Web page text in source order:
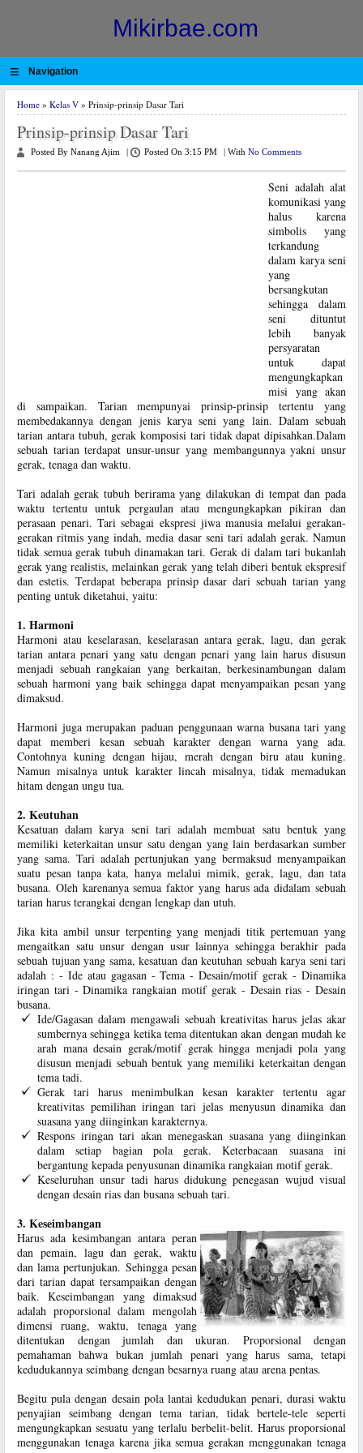
Mikirbae.com
≡ Navigation
Home » Kelas V » Prinsip-prinsip Dasar Tari
Prinsip-prinsip Dasar Tari
Posted By Nanang Ajim Posted On 3:15 PM With No Comments
Seni adalah alat
komunikasi yang
halus karena
simbolis yang
terkandung
dalam karya seni
yang
bersangkutan
sehingga dalam
seni dituntut
lebih banyak
persyaratan
untuk dapat
mengungkapkan
misi yang akan
di sampaikan. Tarian mempunyai prinsip-prinsip tertentu yang
membedakannya dengan jenis karya seni yang lain. Dalam sebuah
tarian antara tubuh, gerak komposisi tari tidak dapat dipisahkan.Dalam
sebuah tarian terdapat unsur-unsur yang membangunnya yakni unsur
gerak, tenaga dan waktu.
Tari adalah gerak tubuh berirama yang dilakukan di tempat dan pada
waktu tertentu untuk pergaulan atau mengungkapkan pikiran dan
perasaan penari. Tari sebagai ekspresi jiwa manusia melalui gerakan-
gerakan ritmis yang indah, media dasar seni tari adalah gerak. Namun
tidak semua gerak tubuh dinamakan tari. Gerak di dalam tari bukanlah
gerak yang realistis, melainkan gerak yang telah diberi bentuk ekspresif
dan estetis. Terdapat beberapa prinsip dasar dari sebuah tarian yang
penting untuk diketahui, yaitu:
1. Harmoni
Harmoni atau keselarasan, keselarasan antara gerak, lagu, dan gerak
tarian antara penari yang satu dengan penari yang lain harus disusun
menjadi sebuah rangkaian yang berkaitan, berkesinambungan dalam
sebuah harmoni yang baik sehingga dapat menyampaikan pesan yang
dimaksud.
Harmoni juga merupakan paduan penggunaan warna busana tari yang
dapat memberi kesan sebuah karakter dengan warna yang ada.
Contohnya kuning dengan hijau, merah dengan biru atau kuning.
Namun misalnya untuk karakter lincah misalnya, tidak memadukan
hitam dengan ungu tua.
2. Keutuhan
Kesatuan dalam karya seni tari adalah membuat satu bentuk yang
memiliki keterkaitan unsur satu dengan yang lain berdasarkan sumber
yang sama. Tari adalah pertunjukan yang bermaksud menyampaikan
suatu pesan tanpa kata, hanya melalui mimik, gerak, lagu, dan tata
busana. Oleh karenanya semua faktor yang harus ada didalam sebuah
tarian harus terangkai dengan lengkap dan utuh.
Jika kita ambil unsur terpenting yang menjadi titik pertemuan yang
mengaitkan satu unsur dengan usur lainnya sehingga berakhir pada
sebuah tujuan yang sama, kesatuan dan keutuhan sebuah karya seni tari
adalah : - Ide atau gagasan - Tema - Desain/motif gerak - Dinamika
iringan tari - Dinamika rangkaian motif gerak - Desain rias - Desain
busana.
Ide/Gagasan dalam mengawali sebuah kreativitas harus jelas akar
sumbernya sehingga ketika tema ditentukan akan dengan mudah ke
arah mana desain gerak/motif gerak hingga menjadi pola yang
disusun menjadi sebuah bentuk yang memiliki keterkaitan dengan
tema tadi.
Gerak tari harus menimbulkan kesan karakter tertentu agar
kreativitas pemilihan iringan tari jelas menyusun dinamika dan
suasana yang diinginkan karakternya.
Respons iringan tari akan menegaskan suasana yang diinginkan
dalam setiap bagian pola gerak. Keterbacaan suasana ini
bergantung kepada penyusunan dinamika rangkaian motif gerak.
Keseluruhan unsur tadi harus didukung penegasan wujud visual
dengan desain rias dan busana sebuah tari.
3. Keseimbangan
Harus ada kesimbangan antara peran
dan pemain, lagu dan gerak, waktu
dan lama pertunjukan. Sehingga pesan
dari tarian dapat tersampaikan dengan
baik. Keseimbangan yang dimaksud
adalah proporsional dalam mengolah
dimensi ruang, waktu, tenaga yang
ditentukan dengan jumlah dan ukuran. Proporsional dengan
pemahaman bahwa bukan jumlah penari yang harus sama, tetapi
kedudukannya seimbang dengan besarnya ruang atau arena pentas.
Begitu pula dengan desain pola lantai kedudukan penari, durasi waktu
penyajian seimbang dengan tema tarian, tidak bertele-tele seperti
mengungkapkan sesuatu yang terlalu berbelit-belit. Harus proporsional
menggunakan tenaga karena jika semua gerakan menggunakan tenaga